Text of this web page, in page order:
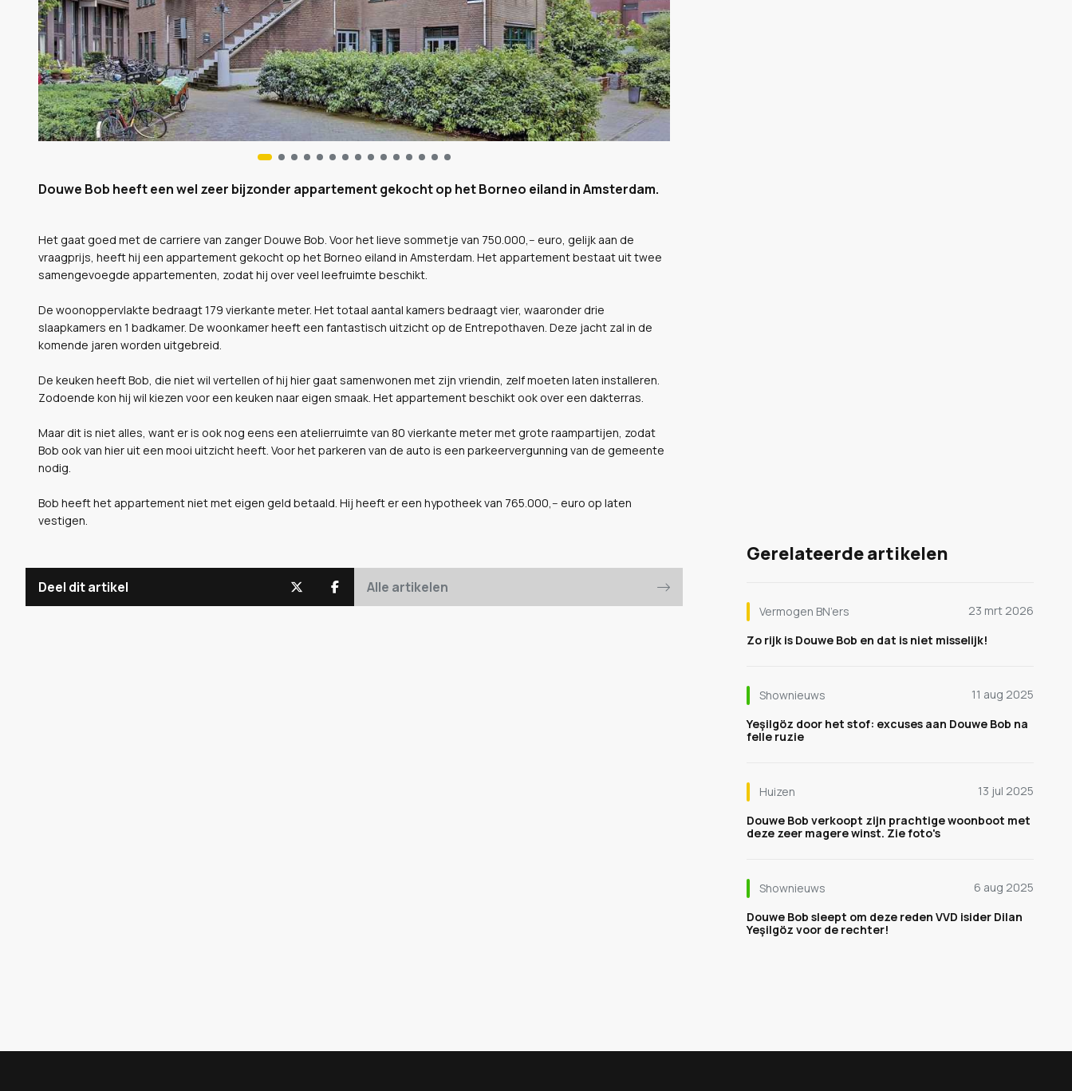
Douwe Bob heeft een wel zeer bijzonder appartement gekocht op het Borneo eiland in Amsterdam.
Het gaat goed met de carriere van zanger Douwe Bob. Voor het lieve sommetje van 750.000,-- euro, gelijk aan de
vraagprijs, heeft hij een appartement gekocht op het Borneo eiland in Amsterdam. Het appartement bestaat uit twee
samengevoegde appartementen, zodat hij over veel leefruimte beschikt.
De woonoppervlakte bedraagt 179 vierkante meter. Het totaal aantal kamers bedraagt vier, waaronder drie
slaapkamers en 1 badkamer. De woonkamer heeft een fantastisch uitzicht op de Entrepothaven. Deze jacht zal in de
komende jaren worden uitgebreid.
De keuken heeft Bob, die niet wil vertellen of hij hier gaat samenwonen met zijn vriendin, zelf moeten laten installeren.
Zodoende kon hij wil kiezen voor een keuken naar eigen smaak. Het appartement beschikt ook over een dakterras.
Maar dit is niet alles, want er is ook nog eens een atelierruimte van 80 vierkante meter met grote raampartijen, zodat
Bob ook van hier uit een mooi uitzicht heeft. Voor het parkeren van de auto is een parkeervergunning van de gemeente
nodig.
Bob heeft het appartement niet met eigen geld betaald. Hij heeft er een hypotheek van 765.000,-- euro op laten
vestigen.
Deel dit artikel Alle artikelen
Gerelateerde artikelen
Vermogen BN’ers
23 mrt 2026
Zo rijk is Douwe Bob en dat is niet misselijk!
Shownieuws
11 aug 2025
Yeşilgöz door het stof: excuses aan Douwe Bob na
felle ruzie
Huizen
13 jul 2025
Douwe Bob verkoopt zijn prachtige woonboot met
deze zeer magere winst. Zie foto's
Shownieuws
6 aug 2025
Douwe Bob sleept om deze reden VVD isider Dilan
Yeşilgöz voor de rechter!